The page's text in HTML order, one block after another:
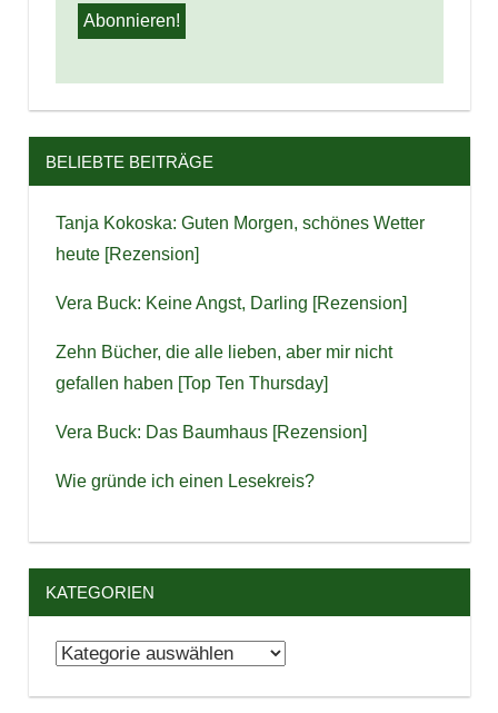
BELIEBTE BEITRÄGE
Tanja Kokoska: Guten Morgen, schönes Wetter
heute [Rezension]
Vera Buck: Keine Angst, Darling [Rezension]
Zehn Bücher, die alle lieben, aber mir nicht
gefallen haben [Top Ten Thursday]
Vera Buck: Das Baumhaus [Rezension]
Wie gründe ich einen Lesekreis?
KATEGORIEN
Kategorien